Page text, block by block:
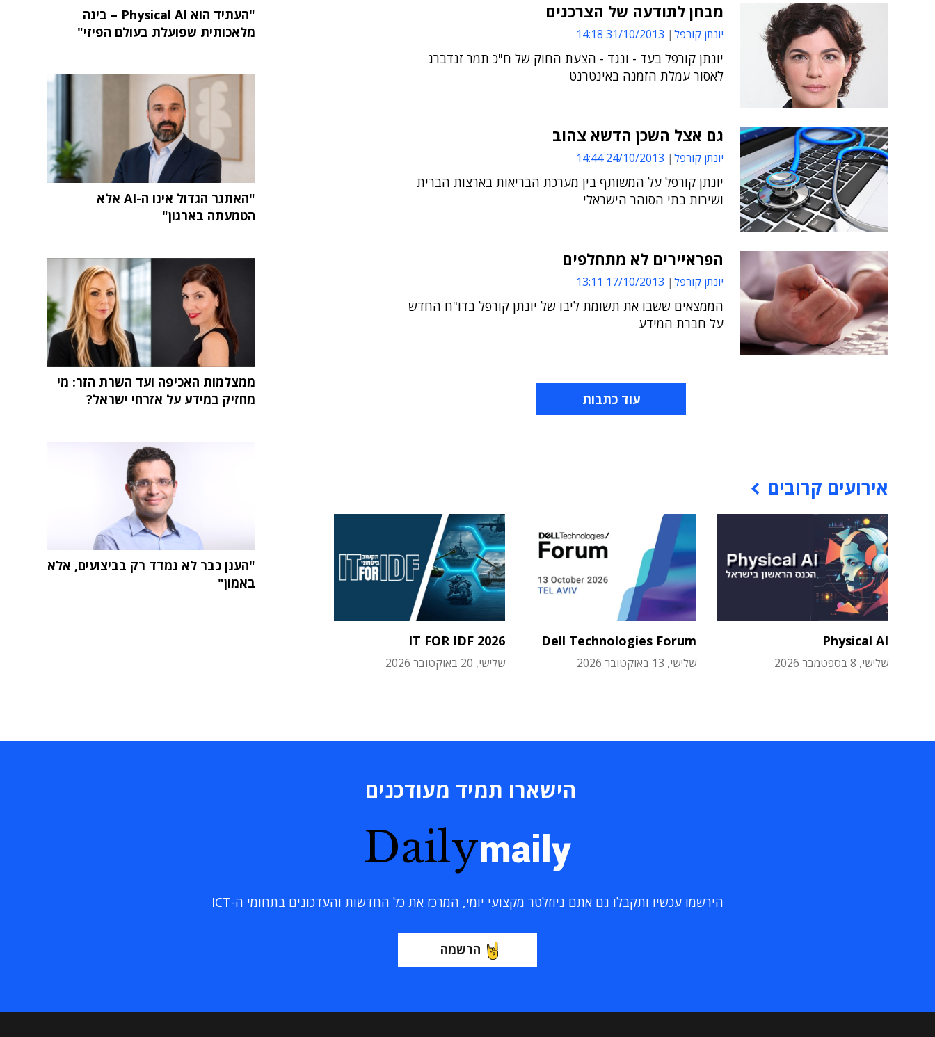
מבחן לתודעה של הצרכנים
יונתן קורפל 31/10/2013 14:18
יונתן קורפל בעד - ונגד - הצעת החוק של ח"כ תמר זנדברג
לאסור עמלת הזמנה באינטרנט
גם אצל השכן הדשא צהוב
יונתן קורפל 24/10/2013 14:44
יונתן קורפל על המשותף בין מערכת הבריאות בארצות הברית
ושירות בתי הסוהר הישראלי
הפראיירים לא מתחלפים
יונתן קורפל 17/10/2013 13:11
הממצאים ששבו את תשומת ליבו של יונתן קורפל בדו"ח החדש
על חברת המידע
עוד כתבות
אירועים קרובים
Physical AI
שלישי, 8 בספטמבר 2026
Dell Technologies Forum
שלישי, 13 באוקטובר 2026
IT FOR IDF 2026
שלישי, 20 באוקטובר 2026
"העתיד הוא Physical AI – בינה
מלאכותית שפועלת בעולם הפיזי"
"האתגר הגדול אינו ה-AI אלא
הטמעתה בארגון"
ממצלמות האכיפה ועד השרת הזר: מי
מחזיק במידע על אזרחי ישראל?
"הענן כבר לא נמדד רק בביצועים, אלא
באמון"
הישארו תמיד מעודכנים
Dailymaily
הירשמו עכשיו ותקבלו גם אתם ניוזלטר מקצועי יומי, המרכז את כל החדשות והעדכונים בתחומי ה-ICT
הרשמה